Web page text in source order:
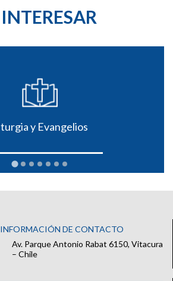
y Evangelios
INFORMACIÓN DE CONTACTO
Av. Parque Antonio Rabat 6150, Vitacura
– Chile